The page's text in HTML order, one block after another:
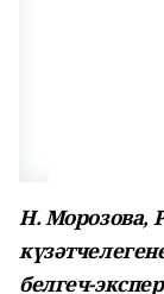
Н. Морозова,
белгеч-